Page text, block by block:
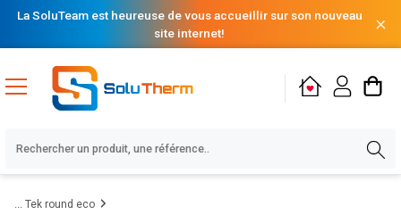
La SoluTeam est heureuse de vous accueillir sur son nouveau
site internet!
Tek round eco